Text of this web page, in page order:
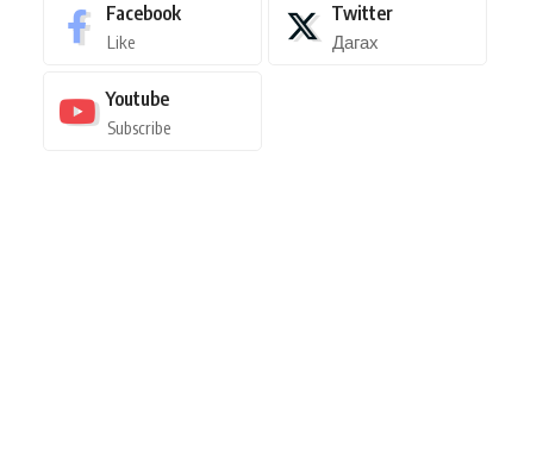
Facebook
Like
Twitter
Дагах
Youtube
Subscribe